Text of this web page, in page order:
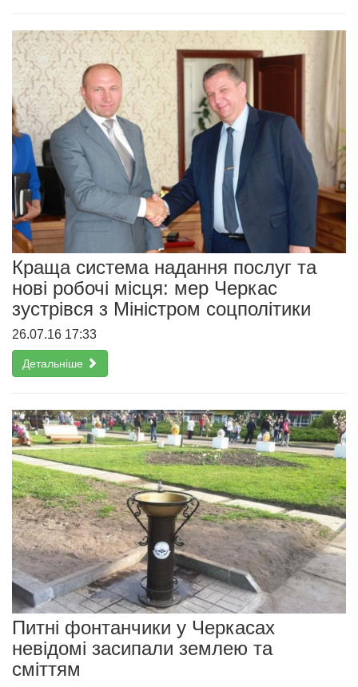
Краща система надання послуг та
нові робочі місця: мер Черкас
зустрівся з Міністром соцполітики
26.07.16 17:33
Детальніше
Питні фонтанчики у Черкасах
невідомі засипали землею та
сміттям